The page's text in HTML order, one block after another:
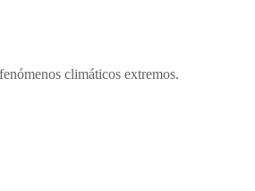
climáticos extremos.